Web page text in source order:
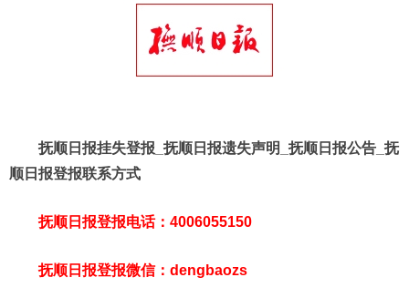
抚顺日报挂失登报_抚顺日报遗失声明_抚顺日报公告_抚
顺日报登报联系方式
抚顺日报登报电话：4006055150
抚顺日报登报微信：dengbaozs